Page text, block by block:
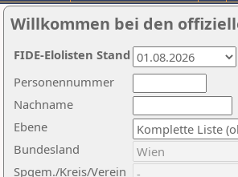
Willkommen bei den
Nachname
Ebene
Personennummer
Bundesland
Spgem./Kreis/Verein
FIDE-Elolisten Stand